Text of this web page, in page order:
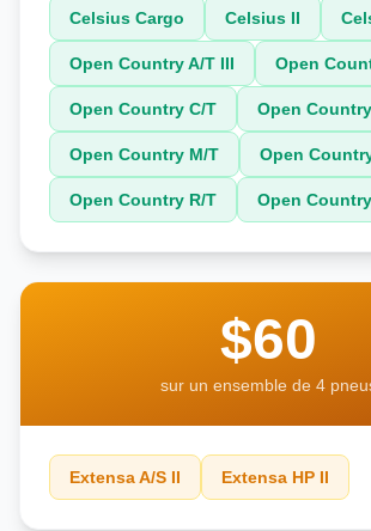
Celsius Cargo Celsius II
Open Country A/T III Open
Open Country C/T Open
Open Country M/T Open
Open Country R/T Open
$60
sur un ensemble de 4
Extensa A/S II Extensa HP II